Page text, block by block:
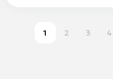
1 2 3 4